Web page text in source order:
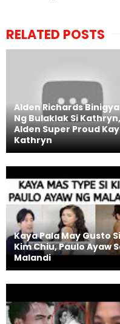
RELATED POSTS
Alden Richards
Ng Bulaklak Si Kathryn,
Alden Super Proud Kay
Kathryn
Kaya Pala May Gusto Si
Kim Chiu, Paulo Ayaw
Malandi